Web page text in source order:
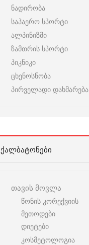
ნადირობა
საჰაერო სპორტი
ალპინიზმი
ზამთრის სპორტი
პიკნიკი
ცხენოსნობა
პირველადი დახმარება
ᲥᲐᲚᲑᲐᲢᲝᲜᲔᲑᲘ
თავის მოვლა
წონის კორექვიის
მეთოდები
დიეტები
კოსმეტოლოგია